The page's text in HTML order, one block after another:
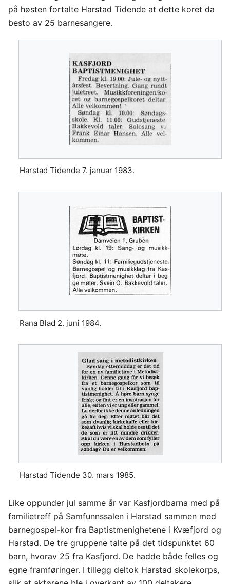
på høsten fortalte Harstad Tidende at dette koret da
besto av 25 barnesangere.
Harstad Tidende 7. januar 1983.
Rana Blad 2. juni 1984.
Harstad Tidende 30. mars 1985.
Like oppunder jul samme år var Kasfjordbarna med på
familietreff på Samfunnssalen i Harstad sammen med
barnegospel-kor fra Baptistmenighetene i Kvæfjord og
Harstad. De tre gruppene talte på det tidspunktet 60
barn, hvorav 25 fra Kasfjord. De hadde både felles og
egne framføringer. I tillegg deltok Harstad skolekorps,